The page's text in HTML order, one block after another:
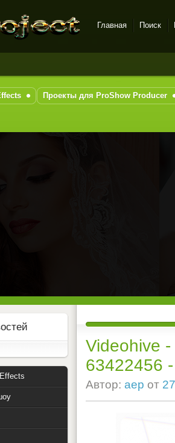
Главная Поиск
Проекты для ProShow Producer
Videohive
63422456
Автор: aep от